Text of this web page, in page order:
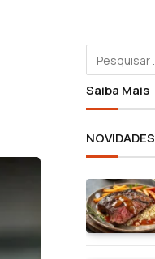
Saiba Mais
NOVIDADES